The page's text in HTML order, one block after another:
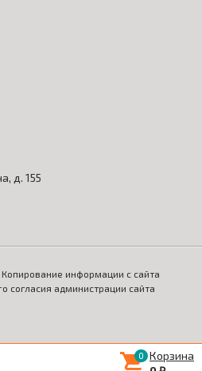
д. 155
информации с сайта
согласия администрации сайта
0
Корзина